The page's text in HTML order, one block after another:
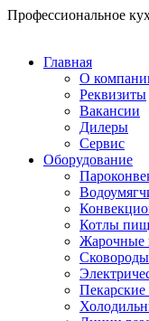
Перейти
Профессиональное
Главная
О
Реквизиты
Вакансии
Дилеры
Сервис
Оборудование
Котлы
Сковороды